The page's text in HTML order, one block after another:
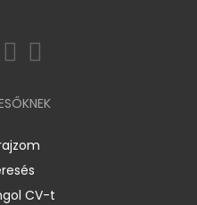
CV-t